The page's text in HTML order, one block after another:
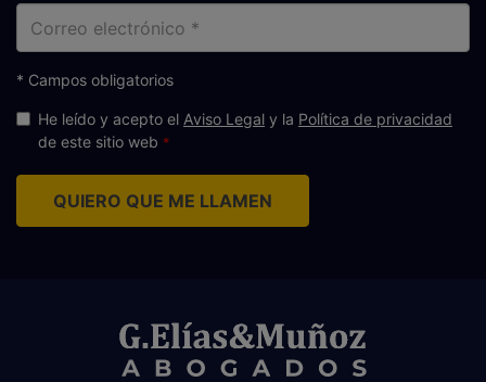
electrónico
* Campos obligatorios
He leído y acepto el Aviso Legal y la Política de privacidad
de este sitio web
QUIERO QUE ME LLAMEN